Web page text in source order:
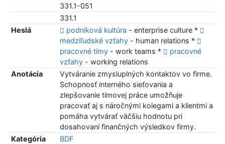
331.1-051
331.1
Heslá
podniková kultúra - enterprise culture *
medziľudské vzťahy- human relations *
pracovné tímy- work teams *
pracovné
vzťahy- working relations
Anotácia
Vytváranie zmysluplných kontaktov vo firme.
Schopnosť interného sieťovania a
zlepšovanie tímovej práce umožňuje
pracovať aj s náročnými kolegami a klientmi a
pomáha vytvárať väčšiu hodnotu pri
dosahovaní finančných výsledkov firmy.
Kategória
BDF